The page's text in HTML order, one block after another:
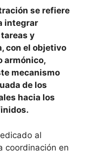
se refiere
integrar
y
con el objetivo
armónico,
mecanismo
de los
hacia los
al
coordinación en